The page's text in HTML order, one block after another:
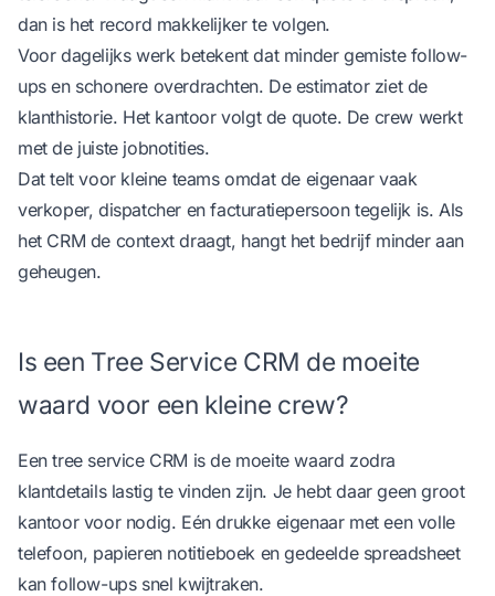
dan is het record makkelijker te volgen.
Voor dagelijks werk betekent dat minder gemiste follow-
ups en schonere overdrachten. De estimator ziet de
klanthistorie. Het kantoor volgt de quote. De crew werkt
met de juiste jobnotities.
Dat telt voor kleine teams omdat de eigenaar vaak
verkoper, dispatcher en facturatiepersoon tegelijk is. Als
het CRM de context draagt, hangt het bedrijf minder aan
geheugen.
Is een Tree Service CRM de moeite
waard voor een kleine crew?
Een tree service CRM is de moeite waard zodra
klantdetails lastig te vinden zijn. Je hebt daar geen groot
kantoor voor nodig. Eén drukke eigenaar met een volle
telefoon, papieren notitieboek en gedeelde spreadsheet
kan follow-ups snel kwijtraken.